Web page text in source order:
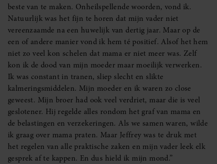
beste van te maken. Onheilspellende woorden, vond ik.
Natuurlijk was het fijn te horen dat mijn vader niet
vereenzaamde na een huwelijk van dertig jaar. Maar op de
een of andere manier vond ik hem té positief. Alsof het hem
niet zo veel kon schelen dat mama er niet meer was. Zelf
kon ik de dood van mijn moeder maar moeilijk verwerken.
Ik was constant in tranen, sliep slecht en slikte
kalmeringsmiddelen. Mijn moeder en ik waren zo close
geweest. Mijn broer had ook veel verdriet, maar die is veel
geslotener. Hij regelde alles rondom het graf van mama en
de belastingen en verzekeringen. Als we samen waren, wilde
ik graag over mama praten. Maar Jeffrey was te druk met
het regelen van alle praktische zaken en mijn vader leek elk
gesprek af te kappen. En dus hield ik mijn mond.”